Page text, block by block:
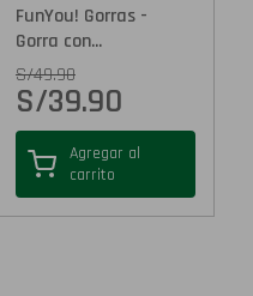
FunYou! Gorras -
Gorra con...
S/49.90
S/39.90
Agregar al
carrito